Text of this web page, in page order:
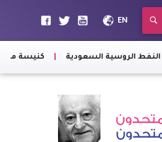
EN
الروسية السعودية كنيسة